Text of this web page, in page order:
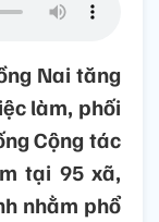
Nai tăng
làm, phối
Cộng tác
tại 95 xã,
nhằm phổ